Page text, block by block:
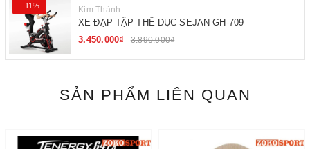
- 11% Kim Thành
XE ĐẠP TẬP THỂ DỤC SEJAN GH-709
3.450.000₫
3.890.000₫
SẢN PHẨM LIÊN QUAN